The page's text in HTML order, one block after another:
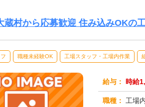
蔵村から応募歓迎 住み込みOKの
職種未経験OK 工場スタッフ・工場内作業
給与： 時給
職種： 工場